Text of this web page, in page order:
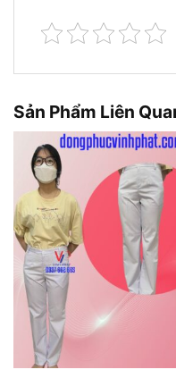
Sản Phẩm Liên